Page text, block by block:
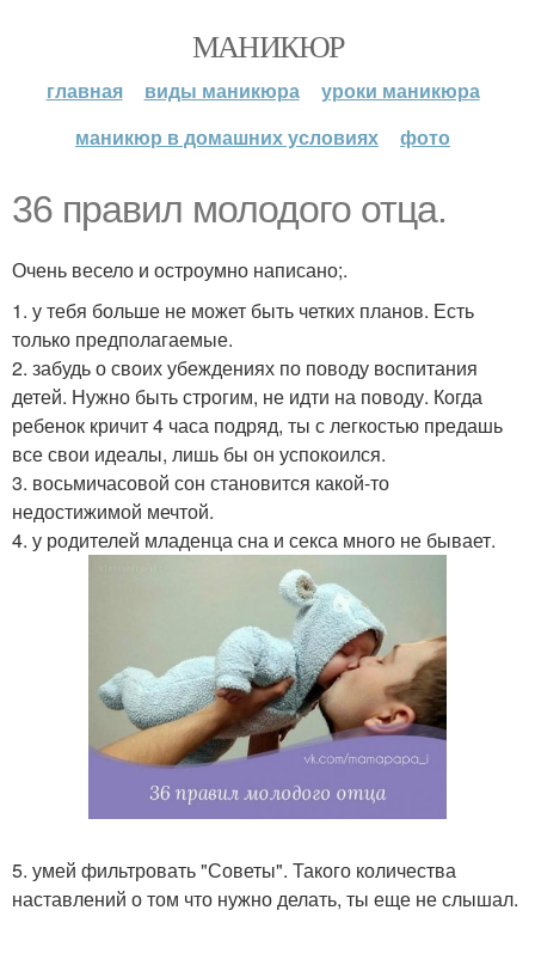
МАНИКЮР
главная виды маникюра
уроки маникюра
маникюр в домашних условиях
фото
36 правил молодого отца.
Очень весело и остроумно написано;.
1. у тебя больше не может быть четких планов. Есть
только предполагаемые.
2. забудь о своих убеждениях по поводу воспитания
детей. Нужно быть строгим, не идти на поводу. Когда
ребенок кричит 4 часа подряд, ты с легкостью предашь
все свои идеалы, лишь бы он успокоился.
3. восьмичасовой сон становится какой-то
недостижимой мечтой.
4. у родителей младенца сна и секса много не бывает.
5. умей фильтровать "Советы". Такого количества
наставлений о том что нужно делать, ты еще не слышал.